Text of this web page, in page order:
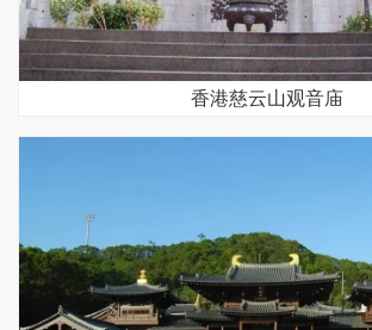
香港慈云山观音庙